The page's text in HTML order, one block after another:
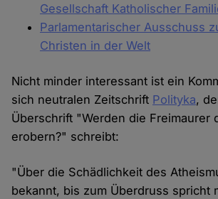
Gesellschaft Katholischer
Parlamentarischer Ausschuss
Christen in der Welt
Nicht minder interessant ist ein
sich neutralen Zeitschrift Polityka,
Überschrift "Werden die Freimaurer
erobern?" schreibt:
"Über die Schädlichkeit des
bekannt, bis zum Überdruss spricht